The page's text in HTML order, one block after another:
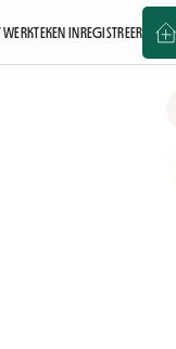
TEKEN INREGISTREER